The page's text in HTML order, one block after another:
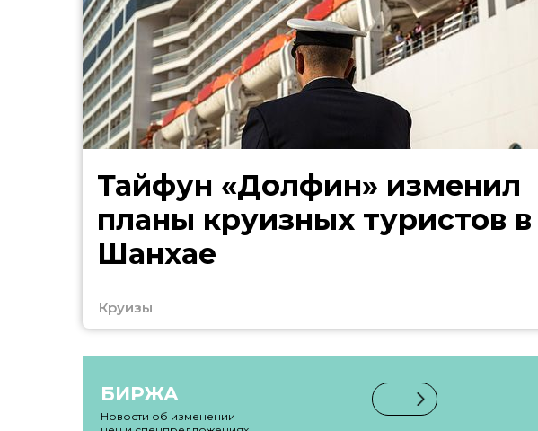
Тайфун «Долфин» изменил
планы круизных туристов в
Шанхае
Круизы
БИРЖА
Новости об изменении